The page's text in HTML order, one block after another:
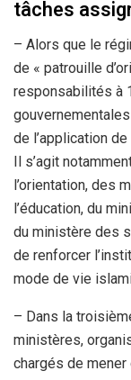
tâches
– Alors que le
de « patrouille
responsabilités à
de l’application
Il s’agit
l’orientation, des
l’éducation, du
du ministère des
de renforcer
mode de vie
– Dans la
ministères,
chargés de